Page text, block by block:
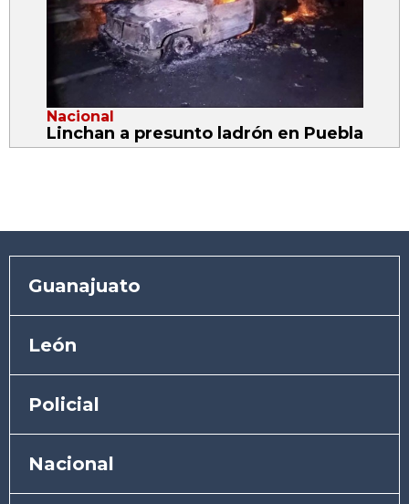
Nacional
Linchan a presunto ladrón en Puebla
Guanajuato
León
Policial
Nacional